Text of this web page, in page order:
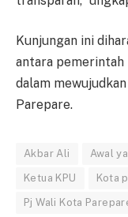
Kunjungan ini
antara
dalam
Parepare.
Akbar Ali Awal
Ketua KPU Kota
Pj Wali Kota